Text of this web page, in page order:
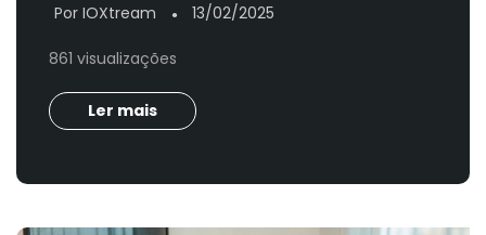
Por IOXtream ● 13/02/2025
861 visualizações
Ler mais